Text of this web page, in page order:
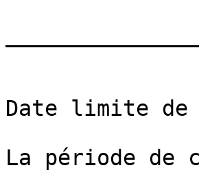
Date limite de
La période de